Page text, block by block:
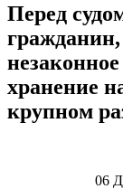
Перед
хранение
крупном
06